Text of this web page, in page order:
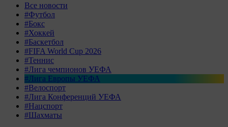
Все новости
#Футбол
#Бокс
#Хоккей
#Баскетбол
#FIFA World Cup 2026
#Теннис
#Лига чемпионов УЕФА
#Лига Европы УЕФА
#Велоспорт
#Лига Конференций УЕФА
#Нацспорт
#Шахматы